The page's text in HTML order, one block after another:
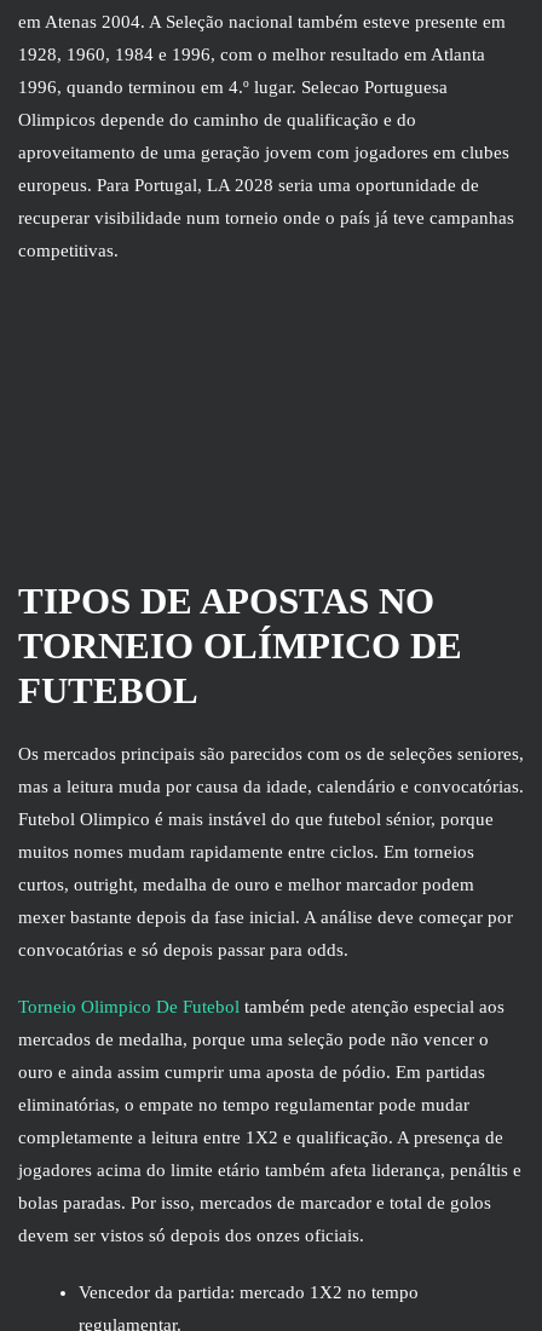
em Atenas 2004. A Seleção nacional também esteve presente em
1928, 1960, 1984 e 1996, com o melhor resultado em Atlanta
1996, quando terminou em 4.º lugar. Selecao Portuguesa
Olimpicos depende do caminho de qualificação e do
aproveitamento de uma geração jovem com jogadores em clubes
europeus. Para Portugal, LA 2028 seria uma oportunidade de
recuperar visibilidade num torneio onde o país já teve campanhas
competitivas.
TIPOS DE APOSTAS NO
TORNEIO OLÍMPICO DE
FUTEBOL
Os mercados principais são parecidos com os de seleções seniores,
mas a leitura muda por causa da idade, calendário e convocatórias.
Futebol Olimpico é mais instável do que futebol sénior, porque
muitos nomes mudam rapidamente entre ciclos. Em torneios
curtos, outright, medalha de ouro e melhor marcador podem
mexer bastante depois da fase inicial. A análise deve começar por
convocatórias e só depois passar para odds.
Torneio Olimpico De Futebol também pede atenção especial aos
mercados de medalha, porque uma seleção pode não vencer o
ouro e ainda assim cumprir uma aposta de pódio. Em partidas
eliminatórias, o empate no tempo regulamentar pode mudar
completamente a leitura entre 1X2 e qualificação. A presença de
jogadores acima do limite etário também afeta liderança, penáltis e
bolas paradas. Por isso, mercados de marcador e total de golos
devem ser vistos só depois dos onzes oficiais.
Vencedor da partida: mercado 1X2 no tempo
regulamentar.